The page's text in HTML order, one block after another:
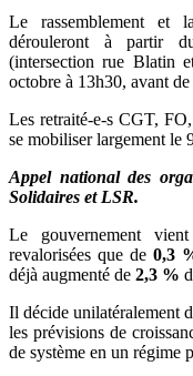
Le rassemblement et
dérouleront à partir
(intersection rue Blatin
octobre à 13h30, avant
Les retraité-e-s CGT,
se mobiliser largement le
Appel national des
Solidaires et LSR.
Le gouvernement
revalorisées que de0,3
déjà augmenté de 2,3 %
Il décide unilatéralement
les prévisions de
de système en un régime